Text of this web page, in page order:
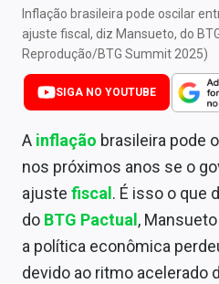
Central dos IPOs
Renda Fixa
Finanças Pessoais
Mercados
Economia
Empresas
Brasil
Inflação brasileira pode oscilar
ajuste fiscal, diz Mansueto, do
Reprodução/BTG Summit 2025)
SIGA NO YOUTUBE
A inflação brasileira pode
nos próximos anos se o
ajuste fiscal . É isso o que
do BTG Pactual ,
a política econômica
devido ao ritmo acelerado